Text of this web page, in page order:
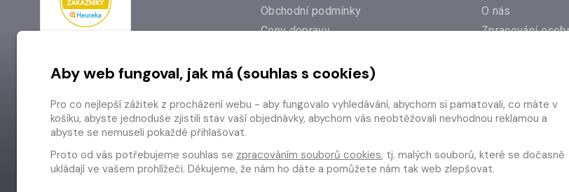
Obchodní podmínky
Ceny dopravy
Prodejna
Odstoupení od smlouvy
O nás
Zpracování
Aby web fungoval, jak má (souhlas s cookies)
Pro co nejlepší zážitek z procházení webu - aby fungovalo vyhledávání, abychom si pamatovali, co máte v
košíku, abyste jednoduše zjistili stav vaší objednávky, abychom vás neobtěžovali nevhodnou reklamou a
abyste se nemuseli pokaždé přihlašovat.
Proto od vás potřebujeme souhlas se zpracováním souborů cookies, tj. malých souborů, které se dočasně
ukládají ve vašem prohlížeči. Děkujeme, že nám ho dáte a pomůžete nám tak web zlepšovat.